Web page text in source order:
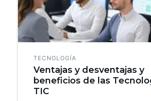
TECNOLOGÍA
Ventajas y desventajas y
beneficios de las
TIC